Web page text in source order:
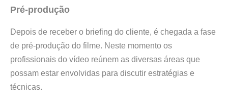
Pré-produção
Depois de receber o briefing do cliente, é chegada a fase
de pré-produção do filme. Neste momento os
profissionais do vídeo reúnem as diversas áreas que
possam estar envolvidas para discutir estratégias e
técnicas.